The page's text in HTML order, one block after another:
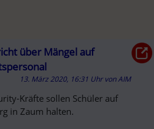
über Mängel auf
13. März 2020, 16:31 Uhr vonAIM
Kräfte sollen Schüler auf
in Zaum halten.